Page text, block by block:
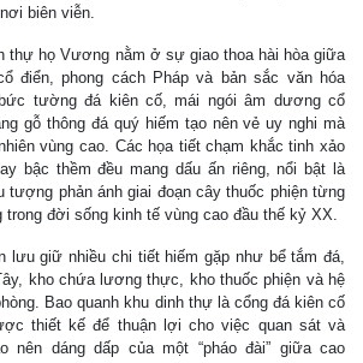
biên viễn.
thự họ Vương nằm ở sự giao thoa hài hòa giữa
điển, phong cách Pháp và bản sắc văn hóa
tường đá kiên cố, mái ngói âm dương cổ
gỗ thông đá quý hiếm tạo nên vẻ uy nghi mà
vùng cao. Các họa tiết chạm khắc tinh xảo
bậc thềm đều mang dấu ấn riêng, nổi bật là
tượng phản ánh giai đoạn cây thuốc phiện từng
trong đời sống kinh tế vùng cao đầu thế kỷ XX.
lưu giữ nhiều chi tiết hiếm gặp như bể tắm đá,
kho chứa lương thực, kho thuốc phiện và hệ
Bao quanh khu dinh thự là cổng đá kiên cố
thiết kế để thuận lợi cho việc quan sát và
nên dáng dấp của một “pháo đài” giữa cao